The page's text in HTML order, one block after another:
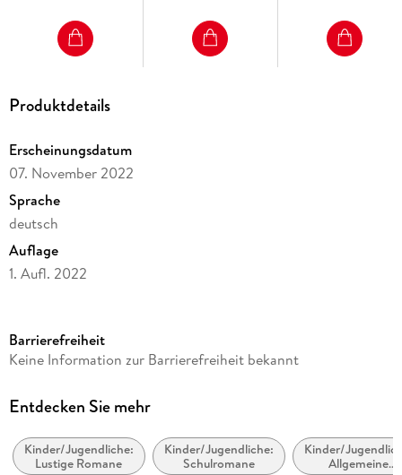
Produktdetails
Erscheinungsdatum
07. November 2022
Sprache
deutsch
Auflage
1. Aufl. 2022
Dateigröße
Laufzeit
Altersempfehlung
Barrierefreiheit
Keine Information zur Barrierefreiheit bekannt
Entdecken Sie mehr
Kinder/Jugendliche:
Lustige Romane
Kinder/Jugendliche:
Schulromane
Kinder/
Allgemeine